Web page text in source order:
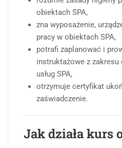
obiektach SPA,
zna wyposażenie,
pracy w obiektach SPA,
potrafi zaplanować i
instruktażowe z
usług SPA,
otrzymuje certyfikat
zaświadczenie.
Jak działa kurs